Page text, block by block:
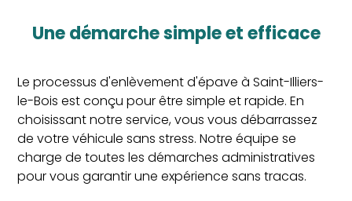
une démarche simple et efficace
Le processus d'enlèvement d'épave à Saint-Illiers-
le-Bois est conçu pour être simple et rapide. En
choisissant notre service, vous vous débarrassez
de votre véhicule sans stress. Notre équipe se
charge de toutes les démarches administratives
pour vous garantir une expérience sans tracas.